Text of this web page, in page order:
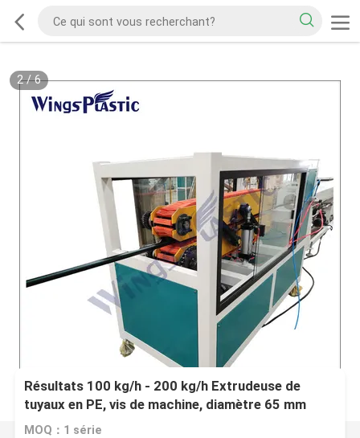
2/6
Résultats 100 kg/h - 200 kg/h Extrudeuse de
tuyaux en PE, vis de machine, diamètre 65 mm
MOQ：1 série